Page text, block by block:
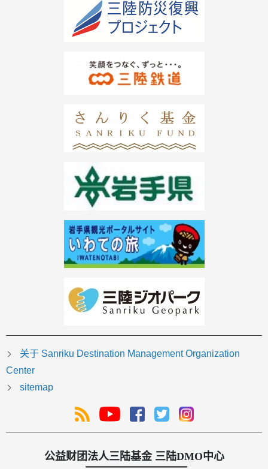
关于 Sanriku Destination Management Organization
Center
sitemap
公益财团法人三陆基金 三陆DMO中心